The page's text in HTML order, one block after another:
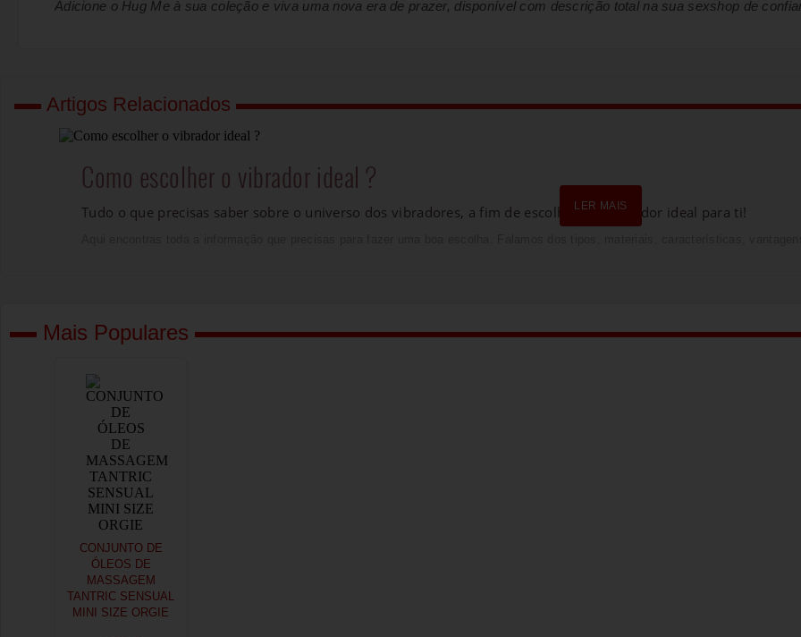
Adicione o Hug Me à sua coleção e viva uma nova era de prazer, disponível com descrição total na sua sexshop de
Artigos Relacionados
Como escolher o vibrador ideal ?
Tudo o que precisas saber sobre o universo dos vibradores, a fim de escolheres o vibrador ideal para ti!
LER MAIS
Mais Populares
CONJUNTO DE
ÓLEOS DE
MASSAGEM
TANTRIC SENSUAL
MINI SIZE ORGIE